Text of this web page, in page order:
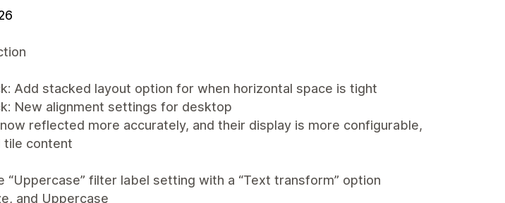
Add stacked layout option for when horizontal space is tight
New alignment settings for desktop
reflected more accurately, and their display is more configurable,
tile content
“Uppercase” filter label setting with a “Text transform” option
and Uppercase